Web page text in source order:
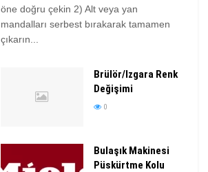
öne doğru çekin 2) Alt veya yan
mandalları serbest bırakarak tamamen
çıkarın...
Brülör/Izgara Renk
Değişimi
0
Bulaşık Makinesi
Püskürtme Kolu